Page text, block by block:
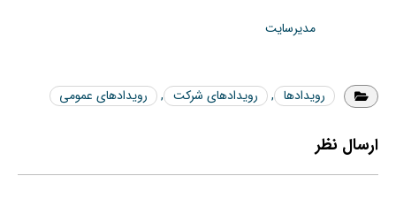
مدیرسایت
رویدادها , رویدادهای شرکت , رویدادهای عمومی
ارسال نظر